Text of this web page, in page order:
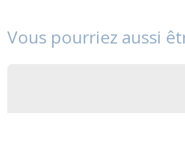
Vous pourriez aussi